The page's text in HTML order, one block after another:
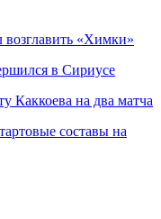
«Химки»
в Сириусе
Каккоева на два матча
составы на